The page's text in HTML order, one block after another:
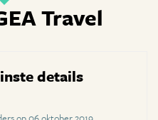
Travel
details